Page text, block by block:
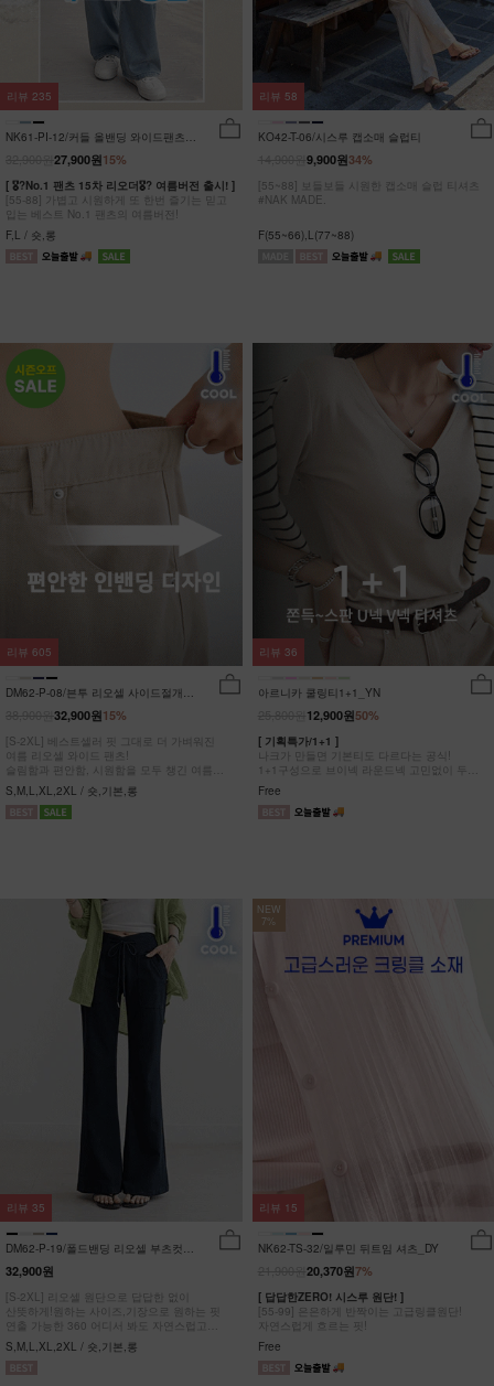
NK61-PI-12/커들 올밴딩 와이드팬츠
15%
27,900원
[ 🎖?No.1 팬츠 15차 리오더🎖? 여름버전 출시! ]
[55-88] 가볍고 시원하게 또 한번 즐기는 믿고
입는 베스트 No.1 팬츠의 여름버전!
F,L / 숏,롱
리뷰 235
KO42-T-06/시스루 캡소매 슬럽티
34%
9,900원
[55~88] 보들보들 시원한 캡소매 슬럽 티셔츠
#NAK MADE.
F(55~66),L(77~88)
리뷰 58
DM62-P-08/븐투 리오셀 사이드절개팬
15%
32,900원
[S-2XL] 베스트셀러 핏 그대로 더 가벼워진
여름 리오셀 와이드 팬츠!
슬림함과 편안함, 시원함을 모두 챙긴 여름
완전정복 팬츠
S,M,L,XL,2XL / 숏,기본,롱
리뷰 605
아르니카 쿨링티1+1_YN
50%
12,900원
[ 기획특가/1+1 ]
나크가 만들면 기본티도 다르다는 공식!
1+1구성으로 브이넥 라운드넥 고민없이 두장
다 챙겨가세요
Free
리뷰 36
DM62-P-19/폴드밴딩 리오셀 부츠컷팬
츠_HR
32,900원
[S-2XL] 리오셀 원단으로 답답한 없이
산뜻하게!원하는 사이즈,기장으로 원하는 핏
연출 가능한 360 어디서 봐도 자연스럽고
균형잡힌 부츠컷 팬츠
S,M,L,XL,2XL / 숏,기본,롱
리뷰 35
NEW
7%
NK62-TS-32/일루민 뒤트임 셔츠_DY
7%
20,370원
[ 답답한ZERO! 시스루 원단! ]
[55-99] 은은하게 반짝이는 고급링클원단!
자연스럽게 흐르는 핏!
Free
리뷰 15